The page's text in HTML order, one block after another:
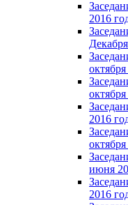
2016
2016
июня
2016